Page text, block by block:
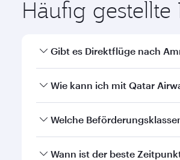
Häufig
Gibt es Direktflüge nach
Ja, Qatar Airways betreibt
Wie kann ich mit Qatar
Mit Qatar Airways können Sie
Welche
Die Verfügbarkeit einzelner
Wann ist der beste